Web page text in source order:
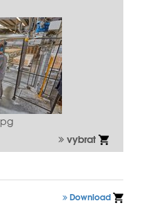
vybrat
Download